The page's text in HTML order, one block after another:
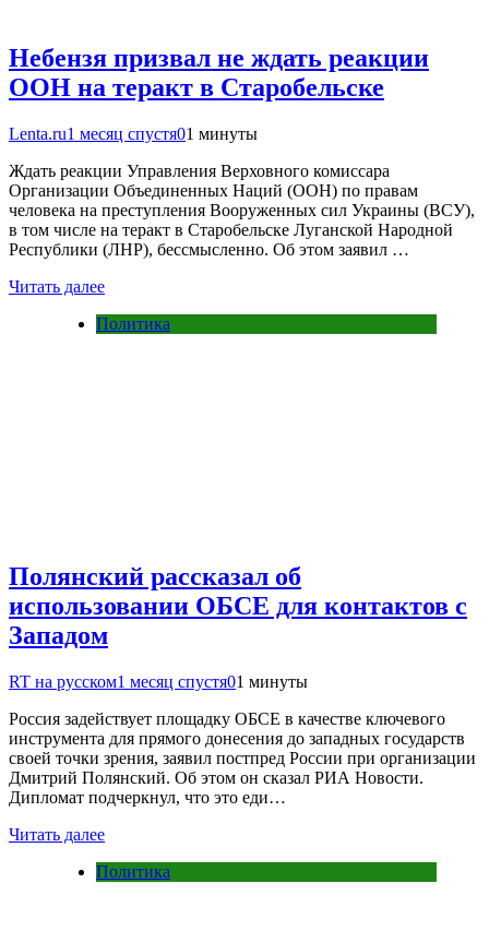
Небензя призвал не ждать реакции
ООН на теракт в Старобельске
Lenta.ru1 месяц спустя01 минуты
Ждать реакции Управления Верховного комиссара
Организации Объединенных Наций (ООН) по правам
человека на преступления Вооруженных сил Украины (ВСУ),
в том числе на теракт в Старобельске Луганской Народной
Республики (ЛНР), бессмысленно. Об этом заявил …
Читать далее
Политика
Полянский рассказал об
использовании ОБСЕ для контактов с
Западом
RT на русском1 месяц спустя01 минуты
Россия задействует площадку ОБСЕ в качестве ключевого
инструмента для прямого донесения до западных государств
своей точки зрения, заявил постпред России при организации
Дмитрий Полянский. Об этом он сказал РИА Новости.
Дипломат подчеркнул, что это еди…
Читать далее
Политика